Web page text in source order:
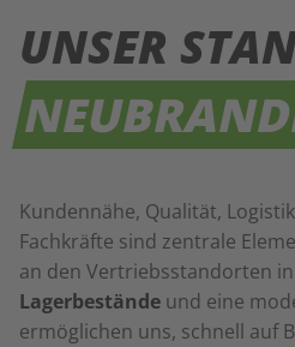
UNSER
Kundennähe, Qualität,
Fachkräfte sind zentrale
an den Vertriebsstandorten
Lagerbestände und eine
ermöglichen uns, schnell auf